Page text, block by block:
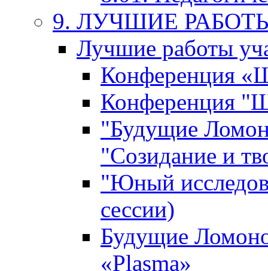
9. ЛУЧШИЕ
Лучшие работы
Конференция
Конференция
"Будущие
"Созидание и
"Юный
сессии)
Будущие
«Plasma»